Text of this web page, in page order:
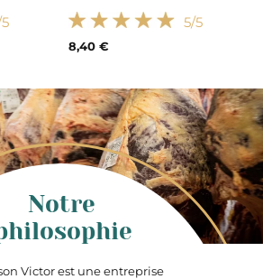
5/5
8,40 €
Victor est une entreprise
Notre